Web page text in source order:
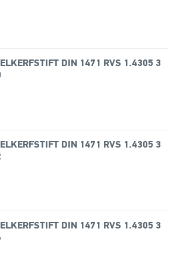
DIN 1471 RVS 1.4305 3
DIN 1471 RVS 1.4305 3
DIN 1471 RVS 1.4305 3